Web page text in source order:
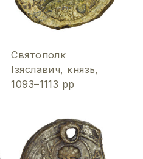
Святополк
Ізяславич, князь,
1093–1113 рр